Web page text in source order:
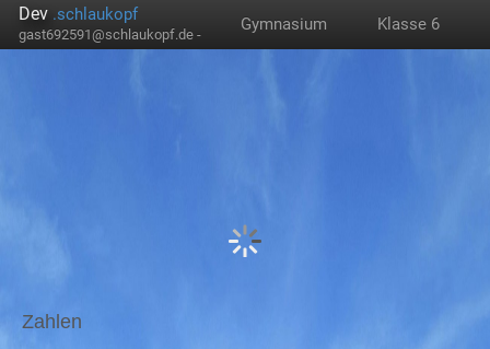
Dev .schlaukopf
gast692591@schlaukopf.de -
Gymnasium Klasse 6
Zahlen